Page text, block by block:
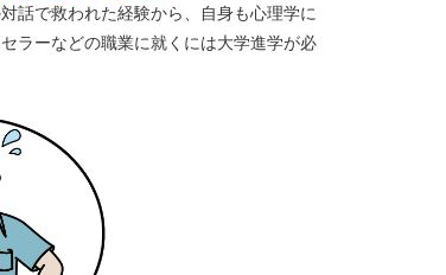
話で救われた経験から、自身も心理学に
ラーなどの職業に就くには大学進学が必